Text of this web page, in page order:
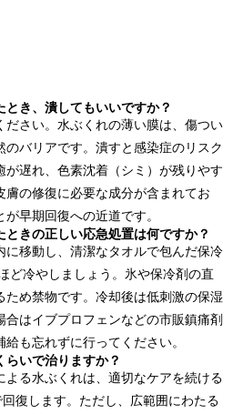
とき、潰してもいいですか？
ださい。水ぶくれの薄い膜は、傷つい
のバリアです。潰すと感染症のリスク
が遅れ、色素沈着（シミ）が残りやす
膚の修復に必要な成分が含まれてお
早期回復への近道です。
ときの正しい応急処置は何ですか？
に移動し、清潔なタオルで包んだ保冷
ど冷やしましょう。氷や保冷剤の直
ため禁物です。冷却後は低刺激の保湿
はイブプロフェンなどの市販鎮痛剤
も忘れずに行ってください。
らいで治りますか？
よる水ぶくれは、適切なケアを続ける
復します。ただし、広範囲にわたる